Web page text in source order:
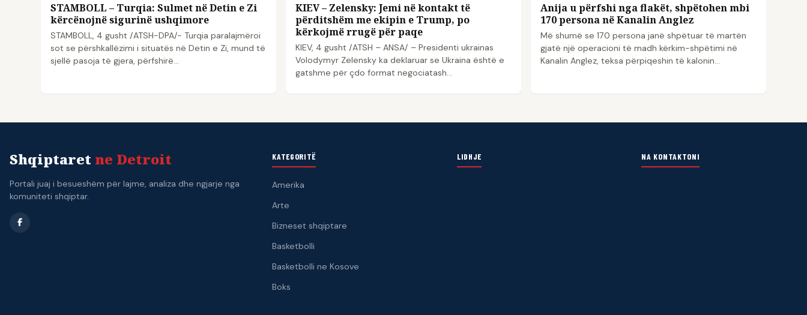
STAMBOLL – Turqia: Sulmet në Detin e Zi
kërcënojnë sigurinë ushqimore
STAMBOLL, 4 gusht /ATSH-DPA/- Turqia paralajmëroi
sot se përshkallëzimi i situatës në Detin e Zi, mund të
sjellë pasoja të gjera, përfshirë…
KIEV – Zelensky: Jemi në kontakt të
përditshëm me ekipin e Trump, po
kërkojmë rrugë për paqe
KIEV, 4 gusht /ATSH – ANSA/ – Presidenti ukrainas
Volodymyr Zelensky ka deklaruar se Ukraina është e
gatshme për çdo format negociatash…
Anija u përfshi nga flakët, shpëtohen mbi
170 persona në Kanalin Anglez
Më shumë se 170 persona janë shpëtuar të martën
gjatë një operacioni të madh kërkim-shpëtimi në
Kanalin Anglez, teksa përpiqeshin të kalonin…
Shqiptaret ne Detroit
Portali juaj i besueshëm për lajme, analiza dhe ngjarje nga
komuniteti shqiptar.
KATEGORITË
Amerika
Arte
Bizneset shqiptare
Basketbolli
Basketbolli ne Kosove
Boks
LIDHJE NA KONTAKTONI